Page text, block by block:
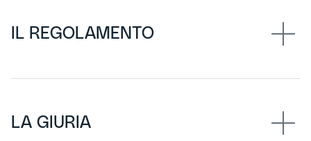
IL REGOLAMENTO
LA GIURIA